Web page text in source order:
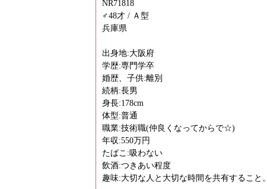
NR71818
♂48才 / Ａ型
兵庫県
出身地:大阪府
学歴:専門学卒
婚歴、子供:離別
続柄:長男
身長:178cm
体型:普通
職業:技術職(仲良くなってからで☆)
年収:550万円
たばこ:吸わない
飲酒:つきあい程度
趣味:大切な人と大切な時間を共有すること。